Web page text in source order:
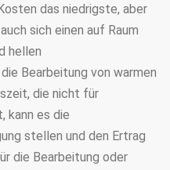
das niedrigste, aber
sich einen auf Raum
hellen
Bearbeitung von warmen
die nicht für
kann es die
stellen und den Ertrag
die Bearbeitung oder